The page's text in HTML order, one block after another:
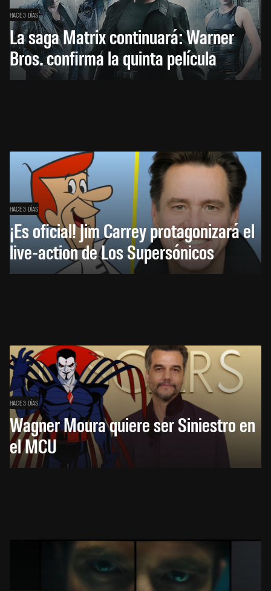
HACE 3 DÍAS
La saga Matrix continuará: Warner
Bros. confirma la quinta película
HACE 3 DÍAS
¡Es oficial! Jim Carrey protagonizará el
live-action de Los Supersónicos
HACE 3 DÍAS
Wagner Moura quiere ser Siniestro en
el MCU